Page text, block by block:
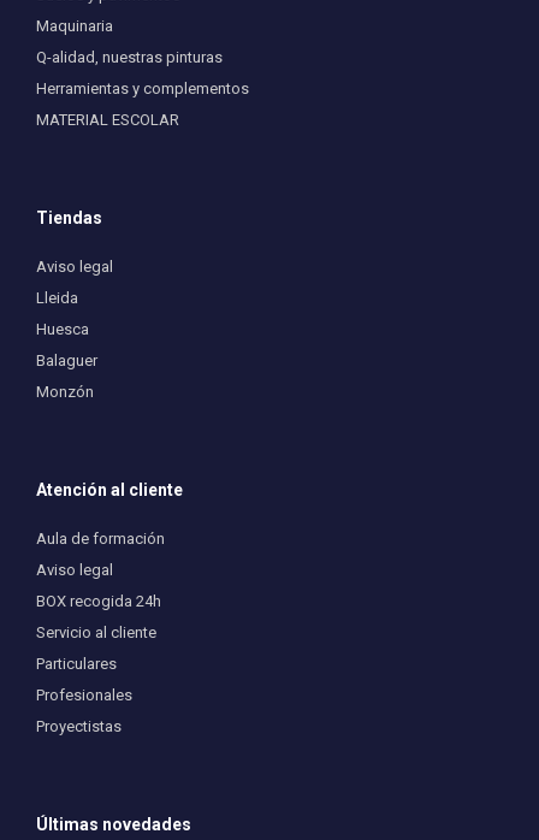
Maquinaria
Q-alidad, nuestras pinturas
Herramientas y complementos
MATERIAL ESCOLAR
Tiendas
Aviso legal
Lleida
Huesca
Balaguer
Monzón
Atención al cliente
Aula de formación
Aviso legal
BOX recogida 24h
Servicio al cliente
Particulares
Profesionales
Proyectistas
Últimas novedades